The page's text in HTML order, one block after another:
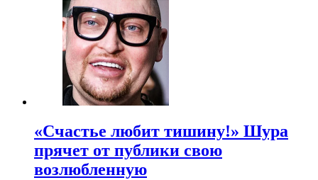
«Счастье любит тишину!» Шура
прячет от публики свою
возлюбленную